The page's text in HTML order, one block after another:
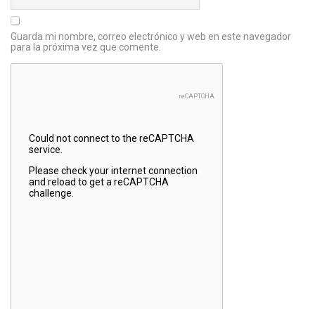
Guarda mi nombre, correo electrónico y web en este navegador
para la próxima vez que comente.